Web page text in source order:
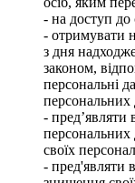
- на доступ до
- отримувати
з дня
законом,
персональні
персональних
-
персональних
своїх
- пред'являти